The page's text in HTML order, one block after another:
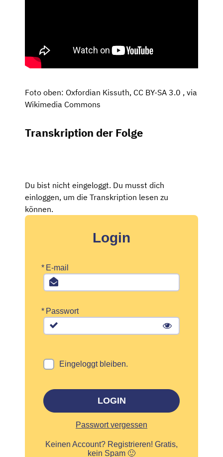
Foto oben: Oxfordian Kissuth, CC BY-SA 3.0 , via
Wikimedia Commons
Transkription der Folge
Du bist nicht eingeloggt. Du musst dich
einloggen, um die Transkription lesen zu
können.
Login
* E-mail
* Passwort
Eingeloggt bleiben.
LOGIN
Passwort vergessen
Keinen Account? Registrieren! Gratis,
kein Spam 🙂